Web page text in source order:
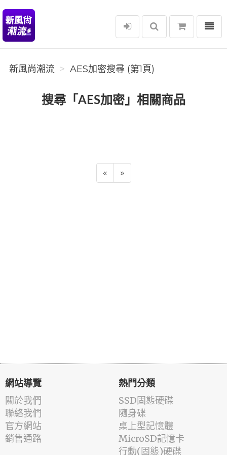
新風尚潮流
選單
新風尚潮流 AES加密搜尋 (第1頁)
搜尋「AES加密」相關商品
« »
網站導覽
關於我們
聯絡我們
官方網站
銷售通路
熱門分類
SSD固態硬碟
隨身碟
桌上型記憶體
MicroSD記憶卡
行動(固態)硬碟